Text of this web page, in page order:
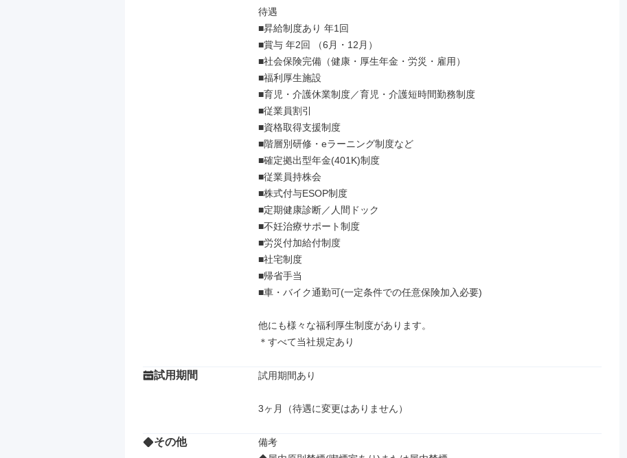
待遇
■昇給制度あり 年1回
■賞与 年2回 （6月・12月）
■社会保険完備（健康・厚生年金・労災・雇用）
■福利厚生施設
■育児・介護休業制度／育児・介護短時間勤務制度
■従業員割引
■資格取得支援制度
■階層別研修・eラーニング制度など
■確定拠出型年金(401K)制度
■従業員持株会
■株式付与ESOP制度
■定期健康診断／人間ドック
■不妊治療サポート制度
■労災付加給付制度
■社宅制度
■帰省手当
■車・バイク通勤可(一定条件での任意保険加入必要)
他にも様々な福利厚生制度があります。
＊すべて当社規定あり
試用期間 試用期間あり
3ヶ月（待遇に変更はありません）
その他
備考